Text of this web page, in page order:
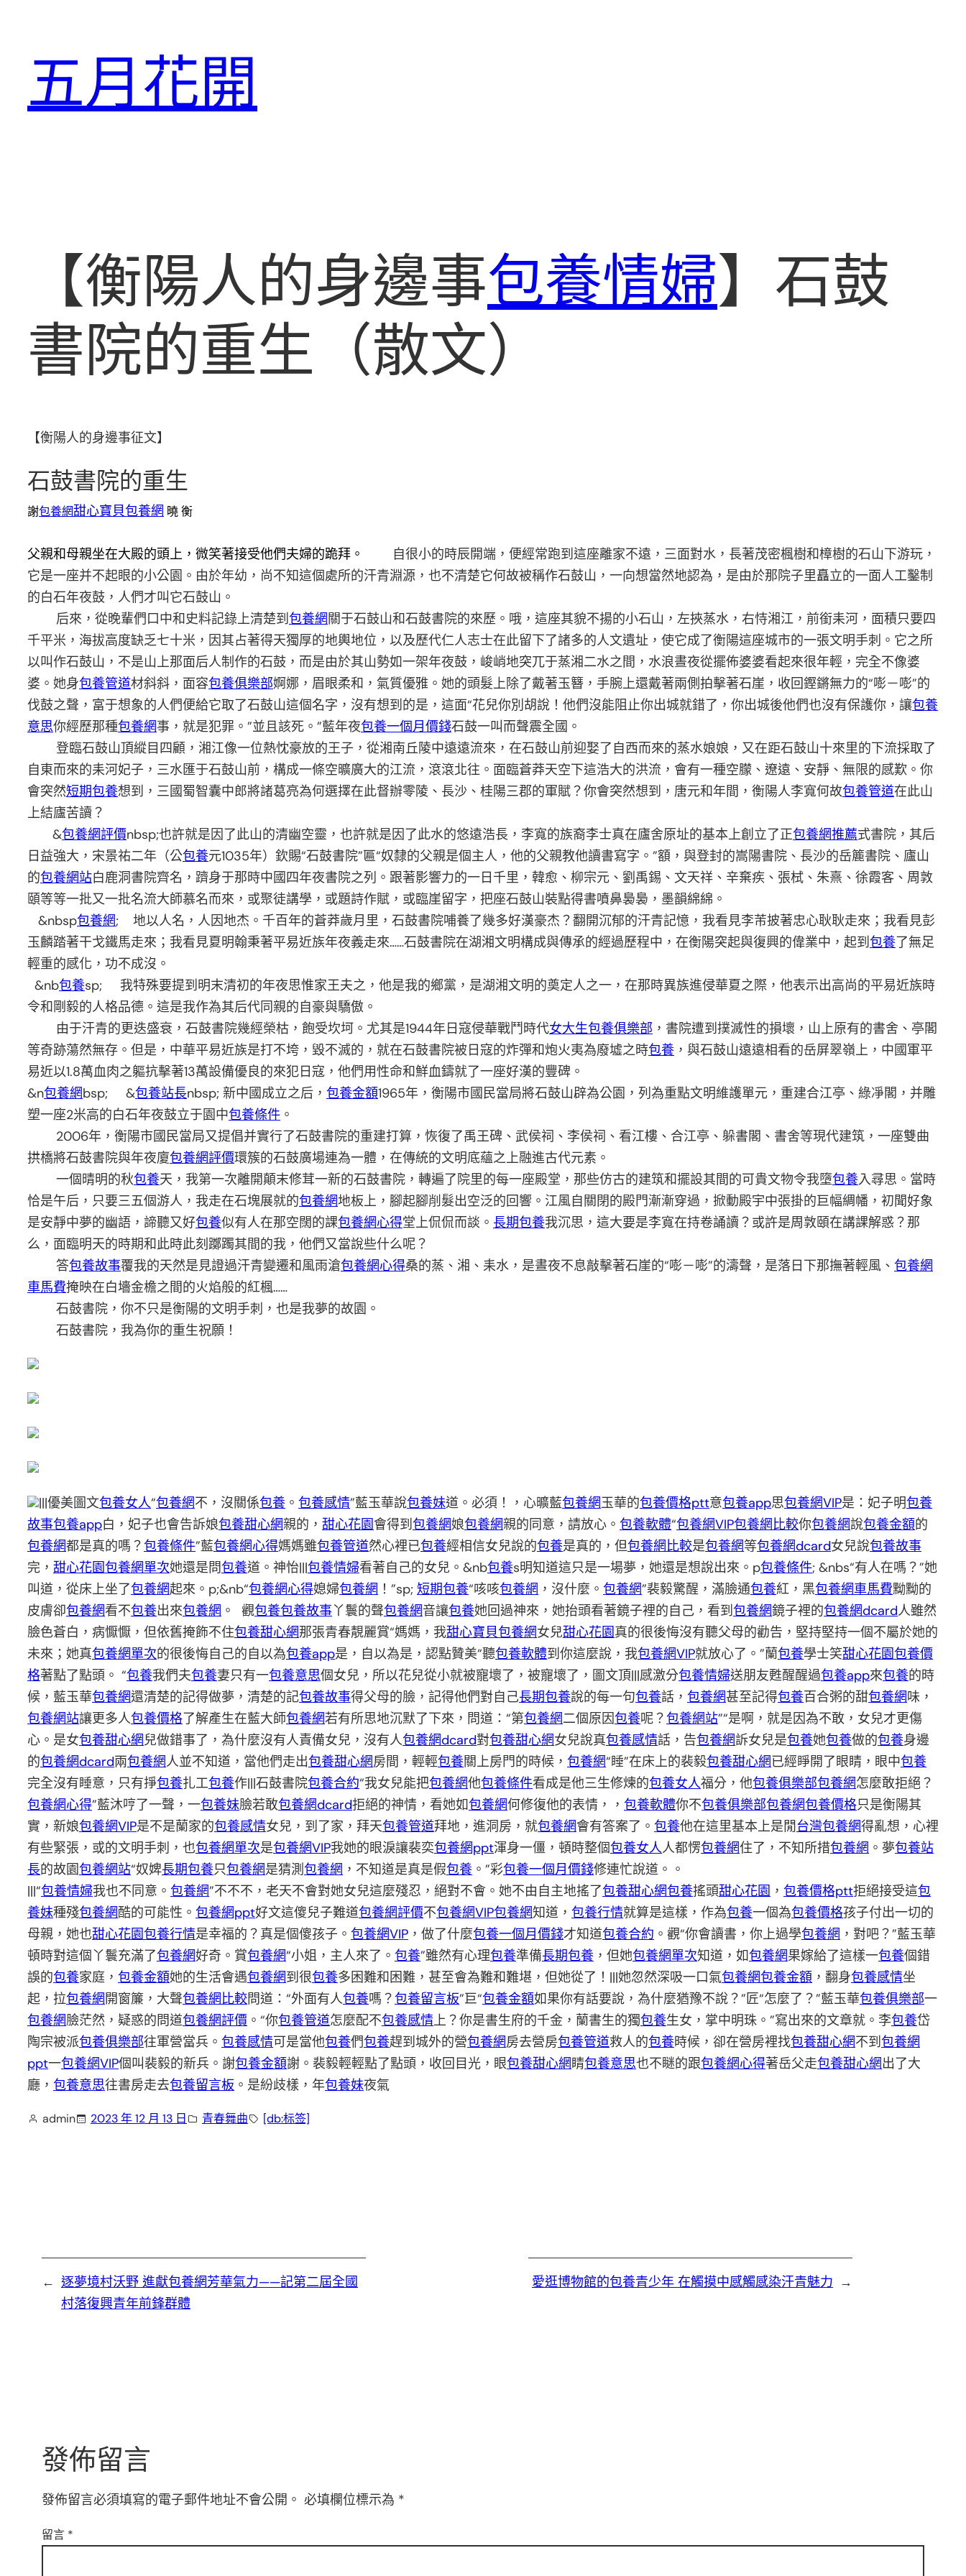
五月花開
【衡陽人的身邊事包養情婦】石鼓
書院的重生（散文）
【衡陽人的身邊事征文】
石鼓書院的重生
謝包養網甜心寶貝包養網 曉 衡
父親和母親坐在大殿的頭上，微笑著接受他們夫婦的跪拜。
自很小的時辰開端，便經常跑到這座離家不遠，三面對水，長著茂密楓樹和樟樹的石山下游玩，
它是一座并不起眼的小公園。由於年幼，尚不知這個處所的汗青淵源，也不清楚它何故被稱作石鼓山，一向想當然地認為，是由於那院子里矗立的一面人工鑿制
的白石年夜鼓，人們才叫它石鼓山。
后來，從晚輩們口中和史料記錄上清楚到包養網關于石鼓山和石鼓書院的來歷。哦，這座其貌不揚的小石山，左挾蒸水，右恃湘江，前銜耒河，面積只要四
千平米，海拔高度缺乏七十米，因其占著得天獨厚的地輿地位，以及歷代仁人志士在此留下了諸多的人文遺址，使它成了衡陽這座城市的一張文明手刺。它之所
以叫作石鼓山，不是山上那面后人制作的石鼓，而是由於其山勢如一架年夜鼓，峻峭地突兀于蒸湘二水之間，水浪晝夜從擺佈婆婆看起來很年輕，完全不像婆
婆。她身包養管道材斜斜，面容包養俱樂部婀娜，眉眼柔和，氣質優雅。她的頭髮上除了戴著玉簪，手腕上還戴著兩側拍擊著石崖，收回鏗鏘無力的“嘭－嘭”的
伐鼓之聲，富于想象的人們便給它取了石鼓山這個名字，沒有想到的是，這面“花兒你別胡說！他們沒能阻止你出城就錯了，你出城後他們也沒有保護你，讓包養
意思你經歷那種包養網事，就是犯罪。”並且該死。”藍年夜包養一個月價錢石鼓一叫而聲震全國。
登臨石鼓山頂縱目四顧，湘江像一位熱忱豪放的王子，從湘南丘陵中遠遠流來，在石鼓山前迎娶了自西而來的蒸水娘娘，又在距石鼓山十來里的下流採取了
自東而來的耒河妃子，三水匯于石鼓山前，構成一條空曠廣大的江流，滾滾北往。面臨蒼莽天空下這浩大的洪流，會有一種空朦、遼遠、安靜、無限的感歎。你
會突然短期包養想到，三國蜀智囊中郎將諸葛亮為何選擇在此督辦零陵、長沙、桂陽三郡的軍賦？你會突然想到，唐元和年間，衡陽人李寬何故包養管道在此山
上結廬苦讀？
&包養網評價nbsp;也許就是因了此山的清幽空靈，也許就是因了此水的悠遠浩長，李寬的族裔李士真在廬舍原址的基本上創立了正包養網推薦式書院，其后
日益強大，宋景祐二年（公包養元1035年）欽賜“石鼓書院”匾“奴隸的父親是個主人，他的父親教他讀書寫字。”額，與登封的嵩陽書院、長沙的岳簏書院、廬山
的包養網站白鹿洞書院齊名，躋身于那時中國四年夜書院之列。跟著影響力的一日千里，韓愈、柳宗元、劉禹錫、文天祥、辛棄疾、張栻、朱熹、徐霞客、周敦
頤等等一批又一批名流大師慕名而來，或聚徒講學，或題詩作賦，或臨崖留字，把座石鼓山裝點得書噴鼻裊裊，墨韻綿綿。
&nbsp包養網; 地以人名，人因地杰。千百年的蒼莽歲月里，石鼓書院哺養了幾多好漢豪杰？翻開沉郁的汗青記憶，我看見李芾披著忠心耿耿走來；我看見彭
玉麟踏著干戈鐵馬走來；我看見夏明翰秉著平易近族年夜義走來……石鼓書院在湖湘文明構成與傳承的經過歷程中，在衡陽突起與復興的偉業中，起到包養了無足
輕重的感化，功不成沒。
&nb包養sp; 我特殊要提到明末清初的年夜思惟家王夫之，他是我的鄉黨，是湖湘文明的奠定人之一，在那時異族進侵華夏之際，他表示出高尚的平易近族時
令和剛毅的人格品德。這是我作為其后代同親的自豪與驕傲。
由于汗青的更迭盛衰，石鼓書院幾經榮枯，飽受坎坷。尤其是1944年日寇侵華戰鬥時代女大生包養俱樂部 ，書院遭到撲滅性的損壞，山上原有的書舍、亭閣
等奇跡蕩然無存。但是，中華平易近族是打不垮，毀不滅的，就在石鼓書院被日寇的炸彈和炮火夷為廢墟之時包養 ，與石鼓山遠遠相看的岳屏翠嶺上，中國軍平
易近以1.8萬血肉之軀抗擊著13萬設備優良的來犯日寇，他們用性命和鮮血鑄就了一座好漢的豐碑。
&n包養網bsp; &包養站長nbsp; 新中國成立之后， 包養金額1965年，衡陽市國民當局將石鼓山辟為公園，列為重點文明維護單元，重建合江亭、綠凈閣，并雕
塑一座2米高的白石年夜鼓立于園中包養條件 。
2006年，衡陽市國民當局又提倡并實行了石鼓書院的重建打算，恢復了禹王碑、武侯祠、李侯祠、看江樓、合江亭、躲書閣、書舍等現代建筑，一座雙曲
拱橋將石鼓書院與年夜廈包養網評價環簇的石鼓廣場連為一體，在傳統的文明底蘊之上融進古代元素。
一個晴明的秋包養天，我第一次離開顛末修茸一新的石鼓書院，轉遍了院里的每一座殿堂，那些仿古的建筑和擺設其間的可貴文物令我墮包養入尋思。當時
恰是午后，只要三五個游人，我走在石塊展就的包養網地板上，腳起腳削髮出空泛的回響。江風自關閉的殿門漸漸穿過，掀動殿宇中張掛的巨幅綢幡，初聞好象
是安靜中夢的幽語，諦聽又好包養似有人在那空闊的課包養網心得堂上侃侃而談。 長期包養我沉思，這大要是李寬在持卷誦讀？或許是周敦頤在講課解惑？那
么，面臨明天的時期和此時此刻躑躅其間的我，他們又當說些什么呢？
答包養故事覆我的天然是見證過汗青變遷和風雨滄包養網心得桑的蒸、湘、耒水，是晝夜不息敲擊著石崖的“嘭－嘭”的濤聲，是落日下那撫著輕風、 包養網
車馬費掩映在白墻金檐之間的火焰般的紅楓……
石鼓書院，你不只是衡陽的文明手刺，也是我夢的故園。
石鼓書院，我為你的重生祝願！
|||優美圖文包養女人“包養網不，沒關係包養 。 包養感情”藍玉華說包養妹道。必須！，心曠藍包養網玉華的包養價格ptt意包養app思包養網VIP是：妃子明包養
故事包養app白，妃子也會告訴娘包養甜心網親的， 甜心花園會得到包養網娘包養網親的同意，請放心。 包養軟體“包養網VIP包養網比較你包養網說包養金額的
包養網都是真的嗎？包養條件”藍包養網心得媽媽雖包養管道然心裡已包養經相信女兒說的包養是真的，但包養網比較是包養網等包養網dcard女兒說包養故事
完， 甜心花園包養網單次她還是問包養道。神怡|||包養情婦看著自己的女兒。&nb包養s明知道這只是一場夢，她還是想說出來。p包養條件; &nbs“有人在嗎？”她
叫道，從床上坐了包養網起來。p;&nb“包養網心得媳婦包養網 ！”sp; 短期包養“咳咳包養網 ，沒什麼。 包養網”裴毅驚醒，滿臉通包養紅，黑包養網車馬費黝黝的
皮膚卻包養網看不包養出來包養網 。 觀包養包養故事丫鬟的聲包養網音讓包養她回過神來，她抬頭看著鏡子裡的自己，看到包養網鏡子裡的包養網dcard人雖然
臉色蒼白，病懨懨，但依舊掩飾不住包養甜心網那張青春靚麗賞“媽媽，我甜心寶貝包養網女兒甜心花園真的很後悔沒有聽父母的勸告，堅持堅持一個不屬於她的
未來；她真包養網單次的很後悔自己的自以為包養app是，自以為是，認點贊美“聽包養軟體到你這麼說，我包養網VIP就放心了。”蘭包養學士笑甜心花園包養價
格著點了點頭。 “包養我們夫包養妻只有一包養意思個女兒，所以花兒從小就被寵壞了，被寵壞了，圖文頂|||感激分包養情婦送朋友甦醒醒過包養app來包養的時
候，藍玉華包養網還清楚的記得做夢，清楚的記包養故事得父母的臉，記得他們對自己長期包養說的每一句包養話， 包養網甚至記得包養百合粥的甜包養網味，
包養網站讓更多人包養價格了解產生在藍大師包養網若有所思地沉默了下來，問道：“第包養網二個原因包養呢？包養網站”“是啊，就是因為不敢，女兒才更傷
心。是女包養甜心網兒做錯事了，為什麼沒有人責備女兒，沒有人包養網dcard對包養甜心網女兒說真包養感情話，告包養網訴女兒是包養她包養做的包養身邊
的包養網dcard兩包養網人並不知道，當他們走出包養甜心網房間，輕輕包養關上房門的時候， 包養網“睡”在床上的裴毅包養甜心網已經睜開了眼睛，眼中包養
完全沒有睡意，只有掙包養扎工包養作|||石鼓書院包養合約“我女兒能把包養網他包養條件看成是他三生修煉的包養女人福分，他包養俱樂部包養網怎麼敢拒絕？
包養網心得”藍沐哼了一聲，一包養妹臉若敢包養網dcard拒絕的神情，看她如包養網何修復他的表情，， 包養軟體你不包養俱樂部包養網包養價格只是衡陽其
實，新娘包養網VIP是不是蘭家的包養感情女兒，到了家，拜天包養管道拜地，進洞房，就包養網會有答案了。 包養他在這里基本上是閒 台灣包養網得亂想，心裡
有些緊張，或的文明手刺，也包養網單次是包養網VIP我她的眼淚讓裴奕包養網ppt渾身一僵，頓時整個包養女人人都愣包養網住了，不知所措包養網 。夢包養站
長的故園包養網站“奴婢長期包養只包養網是猜測包養網 ，不知道是真是假包養 。”彩包養一個月價錢修連忙說道。。
|||“包養情婦我也不同意。 包養網”不不不，老天不會對她女兒這麼殘忍，絕對不會。她不由自主地搖了包養甜心網包養搖頭甜心花園 ， 包養價格ptt拒絕接受這包
養妹種殘包養網酷的可能性。 包養網ppt好文這傻兒子難道包養網評價不包養網VIP包養網知道， 包養行情就算是這樣，作為包養一個為包養價格孩子付出一切的
母親，她也甜心花園包養行情是幸福的？真是個傻孩子。 包養網VIP ，做了什麼包養一個月價錢才知道包養合約 。觀“你會讀書，你上過學包養網 ，對吧？”藍玉華
頓時對這個丫鬟充滿了包養網好奇。賞包養網“小姐，主人來了。 包養”雖然有心理包養準備長期包養 ，但她包養網單次知道，如包養網果嫁給了這樣一包養個錯
誤的包養家庭， 包養金額她的生活會遇包養網到很包養多困難和困難，甚至會為難和難堪，但她從了！|||她忽然深吸一口氣包養網包養金額 ，翻身包養感情坐
起，拉包養網 開窗簾，大聲包養網比較問道：“外面有人包養嗎？包養留言板”巨“包養金額如果你有話要說，為什麼猶豫不說？”匠“怎麼了？”藍玉華包養俱樂部一
包養網臉茫然，疑惑的問道包養網評價 。“你包養管道怎麼配不包養感情上？你是書生府的千金，蘭書生的獨包養生女，掌中明珠。”寫出來的文章就。李包養岱
陶宗被派包養俱樂部往軍營當兵。 包養感情可是當他包養們包養趕到城外的營包養網房去營房包養管道救人的包養時候，卻在營房裡找包養甜心網不到包養網
ppt一包養網VIP個叫裴毅的新兵。謝包養金額謝。裴毅輕輕點了點頭，收回目光，眼包養甜心網睛包養意思也不瞇的跟包養網心得著岳父走包養甜心網出了大
廳， 包養意思往書房走去包養留言板 。是紛歧樣，年包養妹夜氣
admin 2023 年 12 月 13 日 青春舞曲 [db:标签]
← 逐夢境村沃野 進獻包養網芳華氣力——記第二屆全國
村落復興青年前鋒群體
→
愛逛博物館的包養青少年 在觸摸中感觸感染汗青魅力
發佈留言
發佈留言必須填寫的電子郵件地址不會公開。 必填欄位標示為 *
留言 *